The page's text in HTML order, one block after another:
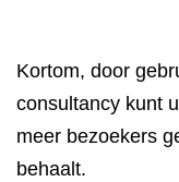
Kortom, door
consultancy kunt
meer bezoekers
behaalt.